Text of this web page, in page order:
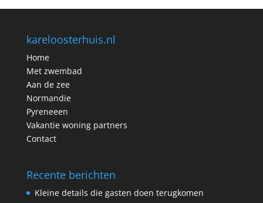
kareloosterhuis.nl
Home
Met zwembad
Aan de zee
Normandie
Pyreneeen
Vakantie woning partners
Contact
Recente berichten
Kleine details die gasten doen terugkomen